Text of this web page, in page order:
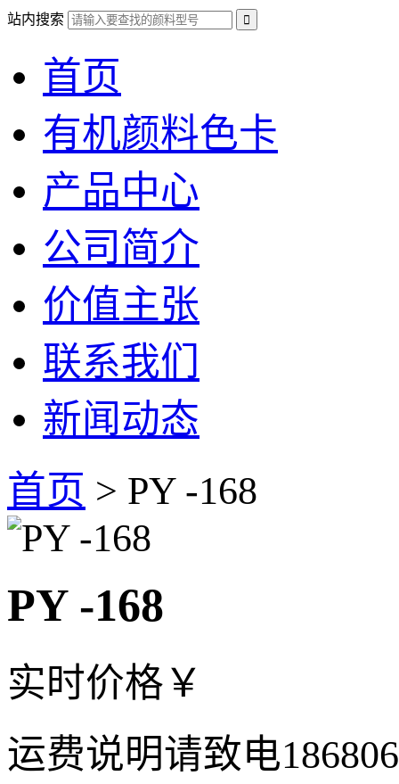
站内搜索
首页
有机颜料色卡
产品中心
公司简介
价值主张
联系我们
新闻动态
首页 > PY -168
PY -168
实时价格￥
运费说明请致电